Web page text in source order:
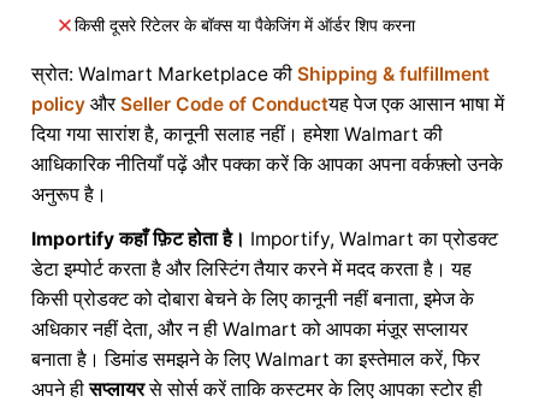
किसी दूसरे रिटेलर के बॉक्स या पैकेजिंग में ऑर्डर शिप करना
स्रोत: Walmart Marketplace की Shipping & fulfillment
policy औरSeller Code of Conductयह पेज एक आसान भाषा में
दिया गया सारांश है, कानूनी सलाह नहीं। हमेशा Walmart की
आधिकारिक नीतियाँ पढ़ें और पक्का करें कि आपका अपना वर्कफ़्लो उनके
अनुरूप है।
Importify कहाँ फ़िट होता है। Importify, Walmart का प्रोडक्ट
डेटा इम्पोर्ट करता है और लिस्टिंग तैयार करने में मदद करता है। यह
किसी प्रोडक्ट को दोबारा बेचने के लिए कानूनी नहीं बनाता, इमेज के
अधिकार नहीं देता, और न ही Walmart को आपका मंज़ूर सप्लायर
बनाता है। डिमांड समझने के लिए Walmart का इस्तेमाल करें, फिर
अपने हीसप्लायरसे सोर्स करें ताकि कस्टमर के लिए आपका स्टोर ही